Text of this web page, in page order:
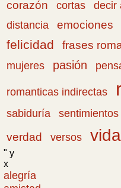
corazón
cortas decir
distancia emociones
felicidad frases
mujeres
pasión
romanticas indirectas
sabiduría sentimientos
verdad
versos vida
" y
x
alegría